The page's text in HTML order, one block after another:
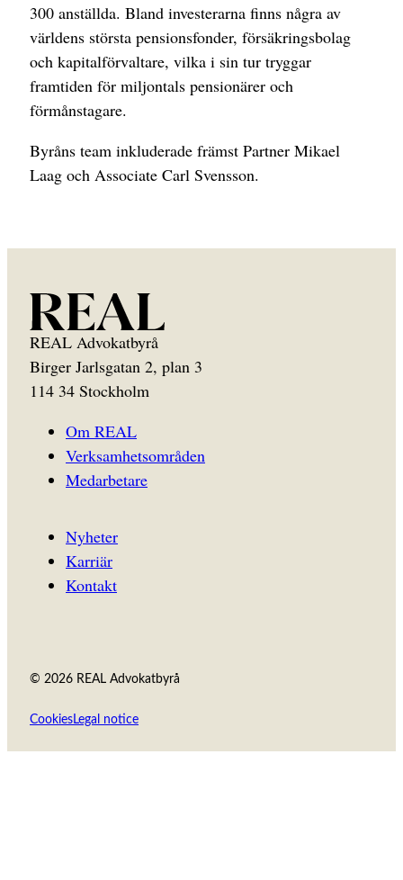
300 anställda. Bland investerarna finns några av
världens största pensionsfonder, försäkringsbolag
och kapitalförvaltare, vilka i sin tur tryggar
framtiden för miljontals pensionärer och
förmånstagare.
Byråns team inkluderade främst Partner Mikael
Laag och Associate Carl Svensson.
REAL Advokatbyrå
Birger Jarlsgatan 2, plan 3
114 34 Stockholm
Om REAL
Verksamhetsområden
Medarbetare
Nyheter
Karriär
Kontakt
© 2026 REAL Advokatbyrå
CookiesLegal notice